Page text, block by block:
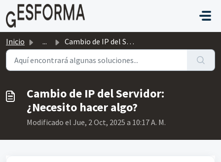
Saltar al contenido principal
Inicio ... Cambio de IP del Servidor: ¿Necesito hacer algo?
Cambio de IP del Servidor:
¿Necesito hacer algo?
Modificado el Jue, 2 Oct, 2025 a 10:17 A. M.